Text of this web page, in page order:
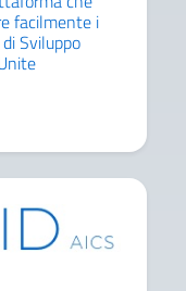
È UNA PIATTAFORMA
facilmente i
Sviluppo